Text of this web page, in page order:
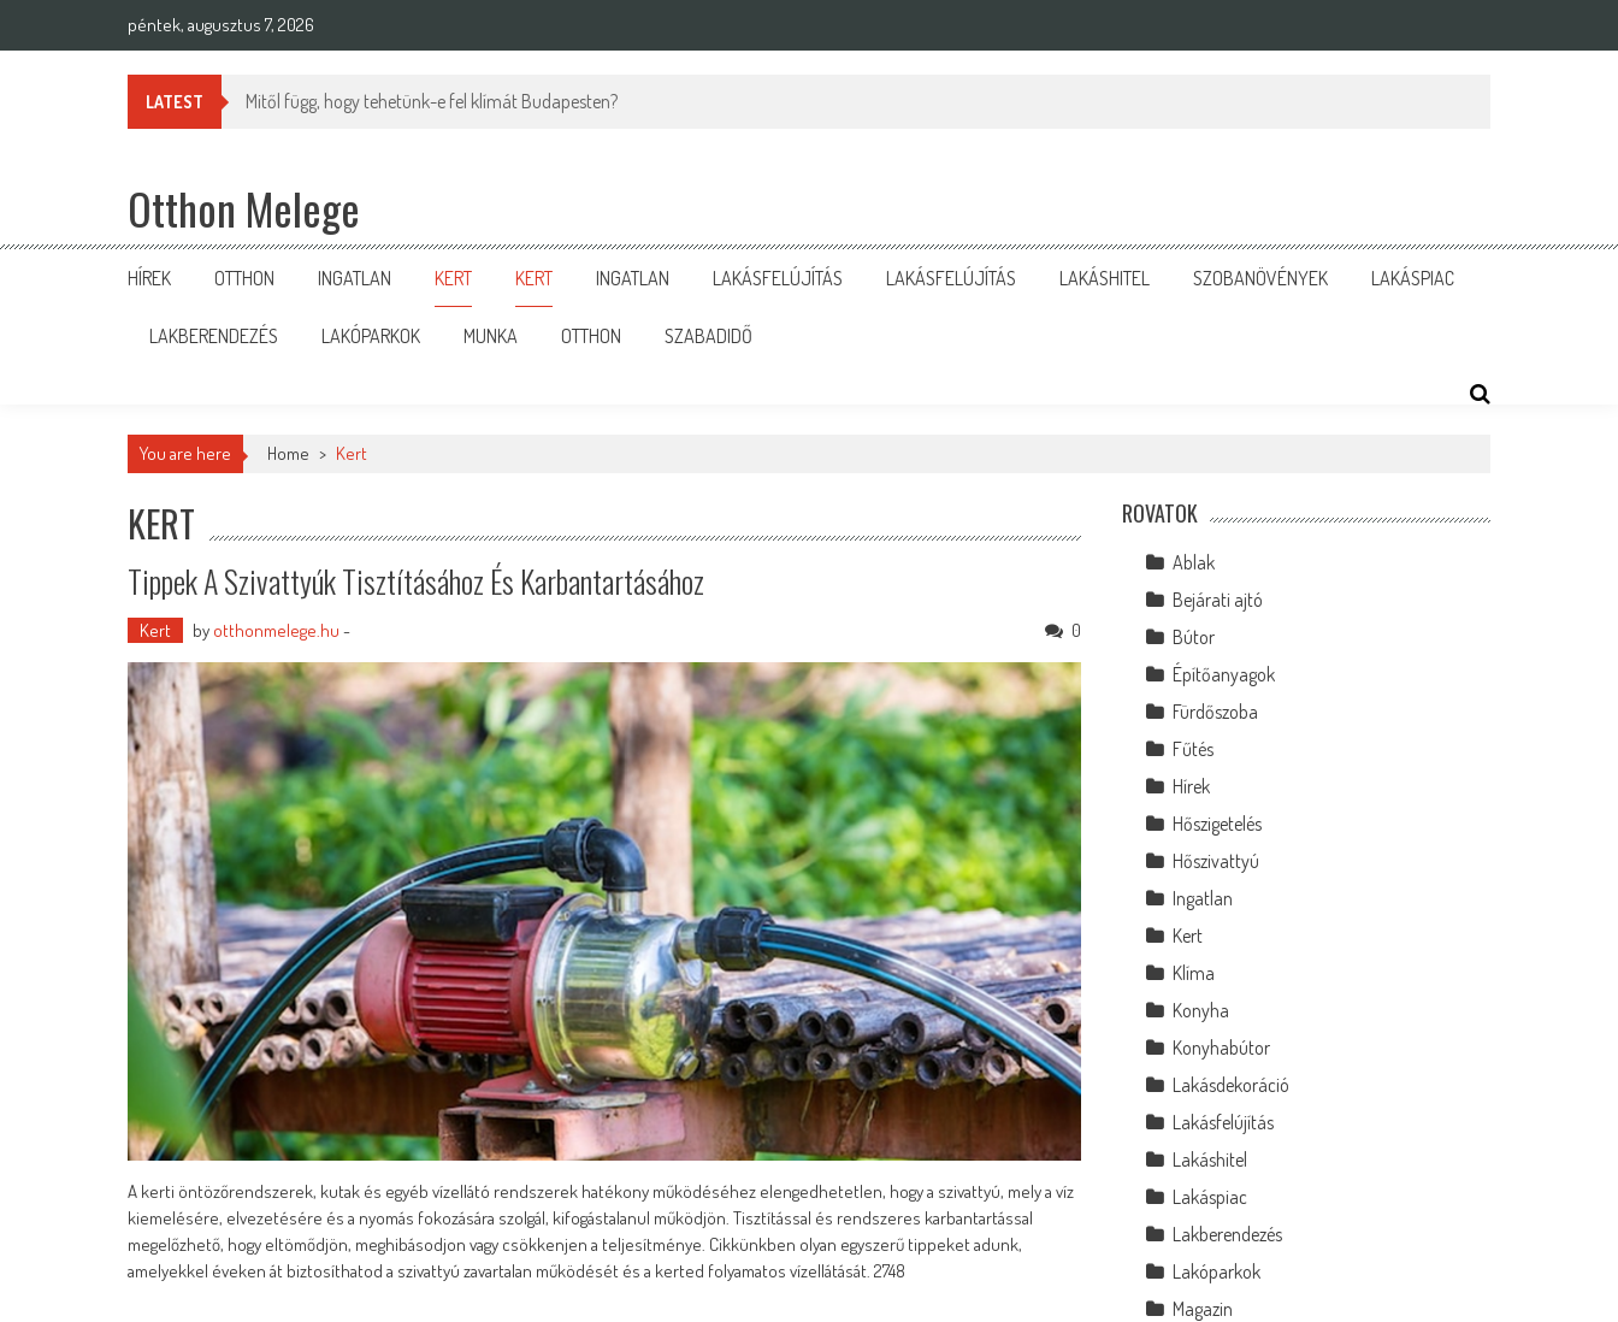
péntek, augusztus 7, 2026
LATEST Ágyneműhuzat választás tudatosan: apró részletek, amelyek sokat számítanak az alvásminőségben
Otthon Melege
HÍREK OTTHON INGATLAN KERT KERT INGATLAN LAKÁSFELÚJÍTÁS LAKÁSFELÚJÍTÁS LAKÁSHITEL SZOBANÖVÉNYEK LAKÁSPIAC
LAKBERENDEZÉS LAKÓPARKOK MUNKA OTTHON SZABADIDŐ
You are here Home > Kert
KERT
Tippek A Szivattyúk Tisztításához És Karbantartásához
Kert by otthonmelege.hu - 0
A kerti öntözőrendszerek, kutak és egyéb vízellátó rendszerek hatékony működéséhez elengedhetetlen, hogy a szivattyú, mely a víz
kiemelésére, elvezetésére és a nyomás fokozására szolgál, kifogástalanul működjön. Tisztítással és rendszeres karbantartással
megelőzhető, hogy eltömődjön, meghibásodjon vagy csökkenjen a teljesítménye. Cikkünkben olyan egyszerű tippeket adunk,
amelyekkel éveken át biztosíthatod a szivattyú zavartalan működését és a kerted folyamatos vízellátását. 2748
ROVATOK
Ablak
Bejárati ajtó
Bútor
Építőanyagok
Fürdőszoba
Fűtés
Hírek
Hőszigetelés
Hőszivattyú
Ingatlan
Kert
Klíma
Konyha
Konyhabútor
Lakásdekoráció
Lakásfelújítás
Lakáshitel
Lakáspiac
Lakberendezés
Lakóparkok
Magazin